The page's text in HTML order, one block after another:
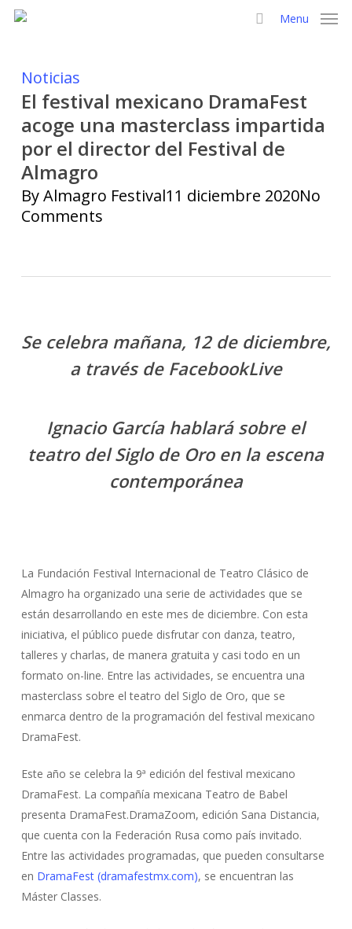
Skip
content
Menu
Noticias
El festival mexicano DramaFest
acoge una masterclass impartida
por el director del Festival de
Almagro
ByAlmagro Festival11 diciembre 2020No
Comments
Se celebra mañana, 12 de diciembre,
a través de FacebookLive
Ignacio García hablará sobre el
teatro del Siglo de Oro en la escena
contemporánea
La Fundación Festival Internacional de Teatro Clásico de
Almagro ha organizado una serie de actividades que se
están desarrollando en este mes de diciembre. Con esta
iniciativa, el público puede disfrutar con danza, teatro,
talleres y charlas, de manera gratuita y casi todo en un
formato on-line. Entre las actividades, se encuentra una
masterclass sobre el teatro del Siglo de Oro, que se
enmarca dentro de la programación del festival mexicano
DramaFest.
Este año se celebra la 9ª edición del festival mexicano
DramaFest. La compañía mexicana Teatro de Babel
presenta DramaFest.DramaZoom, edición Sana Distancia,
que cuenta con la Federación Rusa como país invitado.
Entre las actividades programadas, que pueden consultarse
en DramaFest (dramafestmx.com), se encuentran las
Máster Classes.